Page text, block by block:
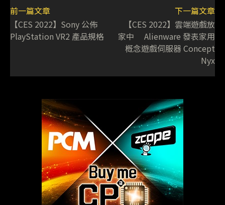
前一篇文章
【CES 2022】Sony 公佈
PlayStation VR2 產品規格
下一篇文章
【CES 2022】雲端遊戲放
家中 Alienware 發表家用
槪念遊戲伺服器 Concept
Nyx